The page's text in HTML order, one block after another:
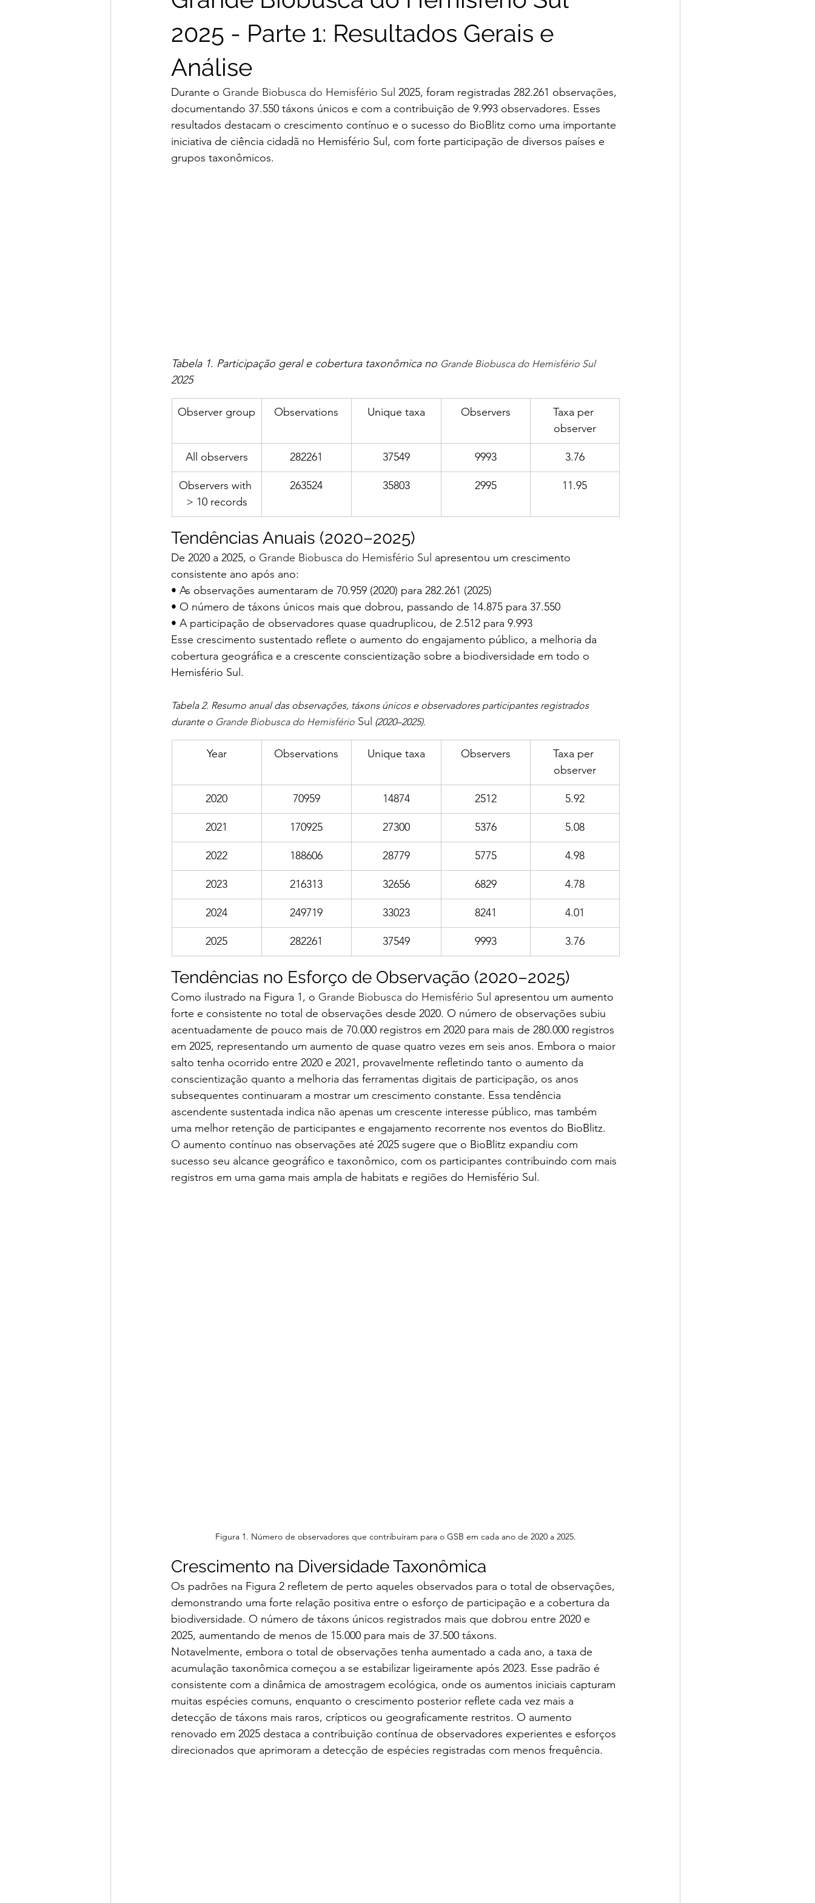
2025 - Parte 1: Resultados Gerais e
Análise
Durante o Grande Biobusca do Hemisfério Sul 2025, foram registradas 282.261 observações,
documentando 37.550 táxons únicos e com a contribuição de 9.993 observadores. Esses
resultados destacam o crescimento contínuo e o sucesso do BioBlitz como uma importante
iniciativa de ciência cidadã no Hemisfério Sul, com forte participação de diversos países e
grupos taxonômicos.
Tabela 1. Participação geral e cobertura taxonômica no Grande Biobusca do Hemisfério Sul
2025
Observer group Observations Unique taxa Observers
Taxa per
observer
All observers 282261 37549 9993 3.76
Observers with
> 10 records
263524 35803 2995 11.95
Tendências Anuais (2020–2025)
De 2020 a 2025, o Grande Biobusca do Hemisfério Sul apresentou um crescimento
consistente ano após ano:
• As observações aumentaram de 70.959 (2020) para 282.261 (2025)
• O número de táxons únicos mais que dobrou, passando de 14.875 para 37.550
• A participação de observadores quase quadruplicou, de 2.512 para 9.993
Esse crescimento sustentado reflete o aumento do engajamento público, a melhoria da
cobertura geográfica e a crescente conscientização sobre a biodiversidade em todo o
Hemisfério Sul.
Tabela 2. Resumo anual das observações, táxons únicos e observadores participantes registrados
durante o Grande Biobusca do Hemisfério Sul (2020–2025).
Year Observations Unique taxa Observers
Taxa per
observer
2020 70959 14874 2512 5.92
2021 170925 27300 5376 5.08
2022 188606 28779 5775 4.98
2023 216313 32656 6829 4.78
2024 249719 33023 8241 4.01
2025 282261 37549 9993 3.76
Tendências no Esforço de Observação (2020–2025)
Como ilustrado na Figura 1, o Grande Biobusca do Hemisfério Sul apresentou um aumento
forte e consistente no total de observações desde 2020. O número de observações subiu
acentuadamente de pouco mais de 70.000 registros em 2020 para mais de 280.000 registros
em 2025, representando um aumento de quase quatro vezes em seis anos. Embora o maior
salto tenha ocorrido entre 2020 e 2021, provavelmente refletindo tanto o aumento da
conscientização quanto a melhoria das ferramentas digitais de participação, os anos
subsequentes continuaram a mostrar um crescimento constante. Essa tendência
ascendente sustentada indica não apenas um crescente interesse público, mas também
uma melhor retenção de participantes e engajamento recorrente nos eventos do BioBlitz.
O aumento contínuo nas observações até 2025 sugere que o BioBlitz expandiu com
sucesso seu alcance geográfico e taxonômico, com os participantes contribuindo com mais
registros em uma gama mais ampla de habitats e regiões do Hemisfério Sul.
Figura 1. Número de observadores que contribuíram para o GSB em cada ano de 2020 a 2025.
Crescimento na Diversidade Taxonômica
Os padrões na Figura 2 refletem de perto aqueles observados para o total de observações,
demonstrando uma forte relação positiva entre o esforço de participação e a cobertura da
biodiversidade. O número de táxons únicos registrados mais que dobrou entre 2020 e
2025, aumentando de menos de 15.000 para mais de 37.500 táxons.
Notavelmente, embora o total de observações tenha aumentado a cada ano, a taxa de
acumulação taxonômica começou a se estabilizar ligeiramente após 2023. Esse padrão é
consistente com a dinâmica de amostragem ecológica, onde os aumentos iniciais capturam
muitas espécies comuns, enquanto o crescimento posterior reflete cada vez mais a
detecção de táxons mais raros, crípticos ou geograficamente restritos. O aumento
renovado em 2025 destaca a contribuição contínua de observadores experientes e esforços
direcionados que aprimoram a detecção de espécies registradas com menos frequência.